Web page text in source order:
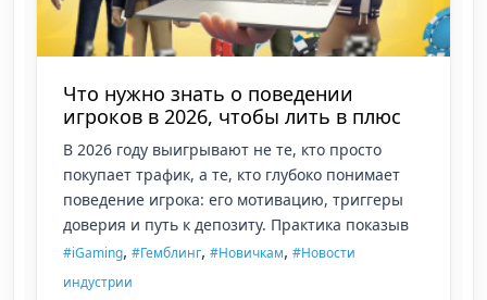
Актуальные инструменты для
арбитража трафика в 2026 году
В 2026 году рынок стал жестче: выигрывают не
те, кто просто льет, а те, кто системно
использует инструменты для арбитража
трафика, выстраивает аналитику, соблюдает
цифров
#Facebook,